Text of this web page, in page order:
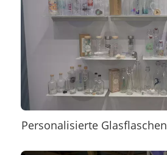
Personalisierte Glasflaschen